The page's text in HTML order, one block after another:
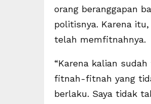
orang beranggapan
politisnya. Karena
telah memfitnahnya.
“Karena kalian
fitnah-fitnah yang
berlaku. Saya tidak